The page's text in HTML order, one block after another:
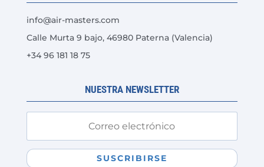
info@air-masters.com
Calle Murta 9 bajo, 46980 Paterna (Valencia)
+34 96 181 18 75
NUESTRA NEWSLETTER
SUSCRIBIRSE